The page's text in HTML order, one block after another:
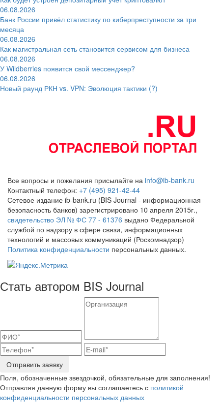
06.08.2026
Банк России привёл статистику по киберпреступности за три
месяца
06.08.2026
Как магистральная сеть становится сервисом для бизнеса
06.08.2026
У Wildberries появится свой мессенджер?
06.08.2026
Новый раунд РКН vs. VPN: Эволюция тактики (?)
Все вопросы и пожелания присылайте на info@ib-bank.ru
Контактный телефон: +7 (495) 921-42-44
Сетевое издание ib-bank.ru (BIS Journal - информационная
безопасность банков) зарегистрировано 10 апреля 2015г.,
свидетельство ЭЛ № ФС 77 - 61376 выдано Федеральной
службой по надзору в сфере связи, информационных
технологий и массовых коммуникаций (Роскомнадзор)
Политика конфиденциальности персональных данных.
Стать автором BIS Journal
Отправить заявку
Поля, обозначенные звездочкой, обязательные для заполнения!
Отправляя данную форму вы соглашаетесь с политикой
конфиденциальности персональных данных